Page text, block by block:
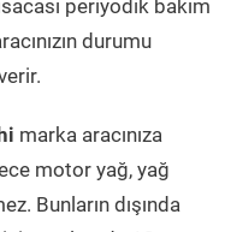
periyodik bakım
durumu
marka aracınıza
motor yağ, yağ
Bunların dışında